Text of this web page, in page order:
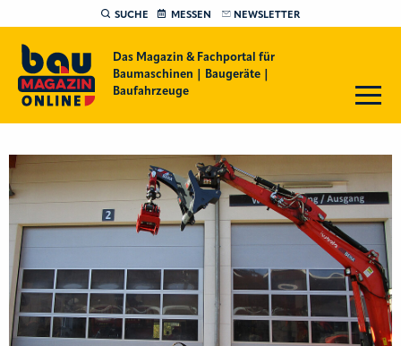
SUCHE MESSEN NEWSLETTER
Das Magazin & Fachportal für
Baumaschinen | Baugeräte |
Baufahrzeuge